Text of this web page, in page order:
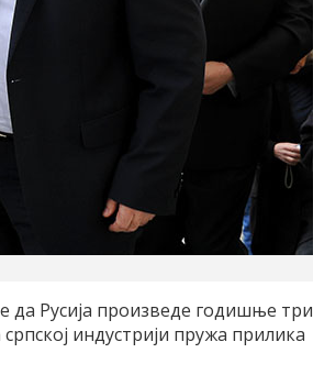
да Русија произведе годишње три
индустрији пружа прилика